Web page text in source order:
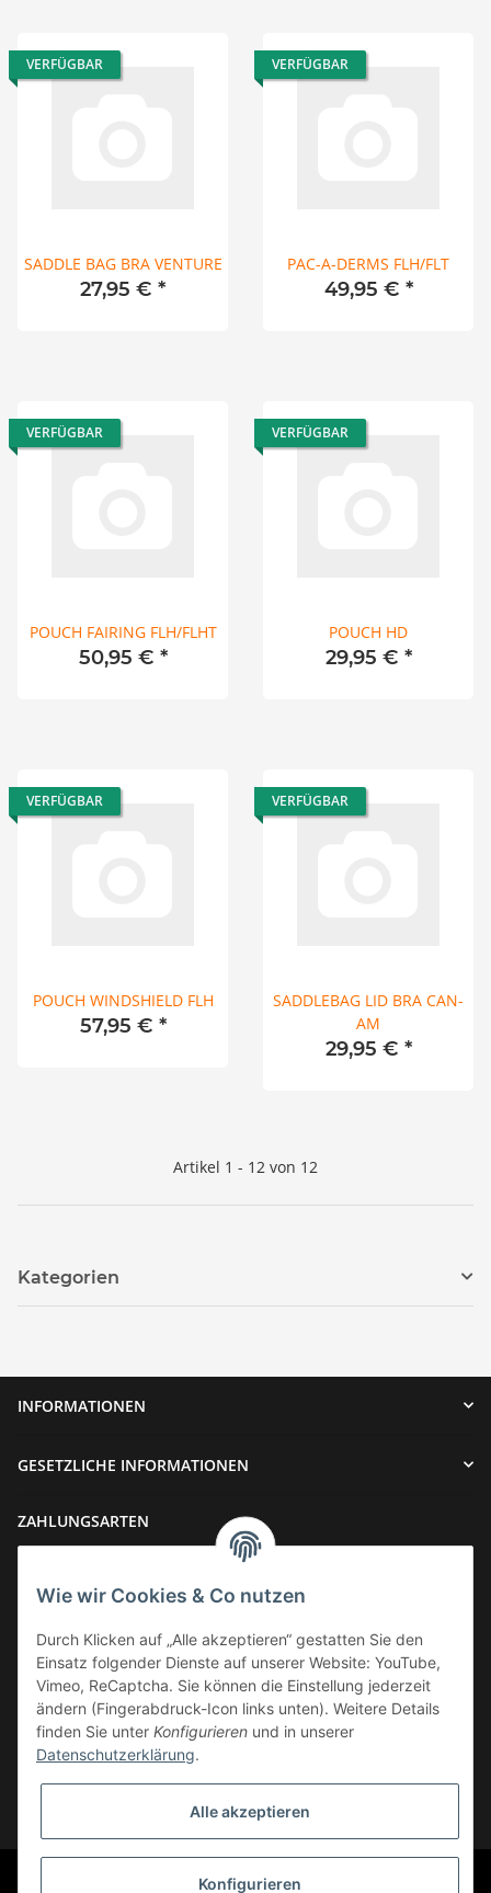
VERFÜGBAR
SADDLE BAG BRA VENTURE
27,95 € *
VERFÜGBAR
PAC-A-DERMS FLH/FLT
49,95 € *
VERFÜGBAR
POUCH FAIRING FLH/FLHT
50,95 € *
VERFÜGBAR
POUCH HD
29,95 € *
VERFÜGBAR
POUCH WINDSHIELD FLH
57,95 € *
VERFÜGBAR
SADDLEBAG LID BRA CAN-
AM
29,95 € *
Artikel 1 - 12 von 12
Kategorien
INFORMATIONEN
GESETZLICHE INFORMATIONEN
ZAHLUNGSARTEN
VERSAND
Widerrufsbutton
* Alle Preise inkl. gesetzlicher USt., zzgl.
© Phoenix-Cycles
Wie wir Cookies & Co nutzen
Durch Klicken auf „Alle akzeptieren“ gestatten Sie den
Einsatz folgender Dienste auf unserer Website: YouTube,
Vimeo, ReCaptcha. Sie können die Einstellung jederzeit
ändern (Fingerabdruck-Icon links unten). Weitere Details
finden Sie unter Konfigurieren und in unserer
Datenschutzerklärung.
Alle akzeptieren
Konfigurieren